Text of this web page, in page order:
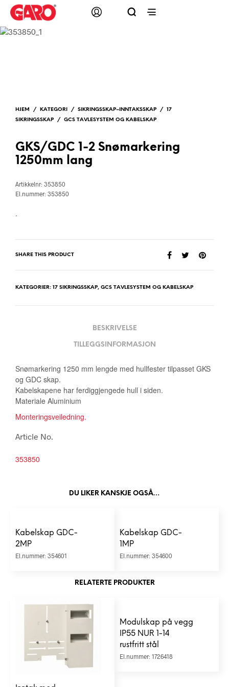
HJEM / KATEGORI / SIKRINGSSKAP–INNTAKSSKAP /
17
SIKRINGSSKAP
/ GCS TAVLESYSTEM OG KABELSKAP
GKS/GDC 1-2 Snømarkering
1250mm lang
Artikkelnr: 353850
El.nummer: 353850
.
SHARE THIS PRODUCT
KATEGORIER: 17 SIKRINGSSKAP, GCS TAVLESYSTEM OG KABELSKAP
BESKRIVELSE
TILLEGGSINFORMASJON
Snømarkering 1250 mm lengde med hullfester tilpasset GKS
og GDC skap.
Kabelskapene har ferdiggjengede hull i siden.
Materiale Aluminium
Monteringsveiledning.
Article No.
353850
DU LIKER KANSKJE OGSÅ…
Kabelskap GDC-
2MP
El.nummer: 354601
Kabelskap GDC-
1MP
El.nummer: 354600
RELATERTE PRODUKTER
Modulskap på vegg
IP55 NUR 1-14
rustfritt stål
El.nummer: 1726418